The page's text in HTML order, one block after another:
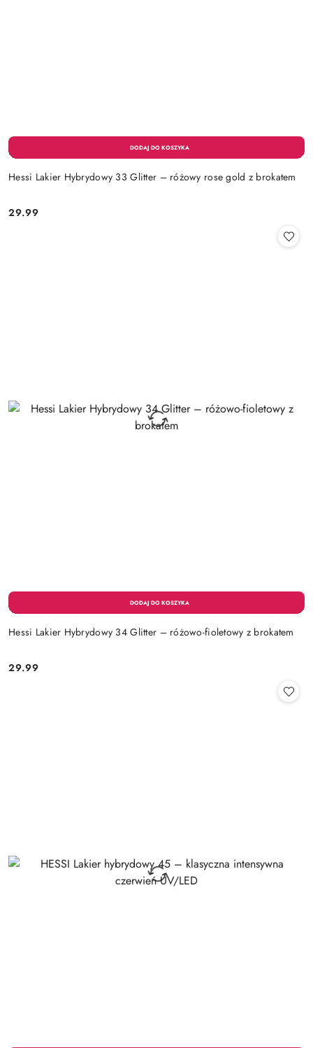
Hessi Lakier Hybrydowy 33 Glitter – różowy rose gold z brokatem
Cena:
29.99
Hessi Lakier Hybrydowy 34 Glitter – różowo-fioletowy z brokatem
Cena:
29.99